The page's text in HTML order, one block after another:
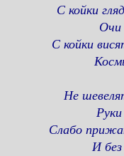
С койки
Очи
С койки
Не
Слабо
И